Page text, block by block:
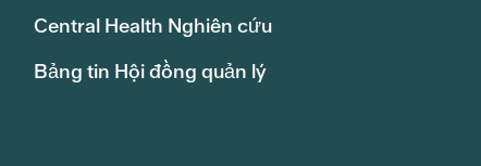
Central Health Nghiên cứu
Bảng tin Hội đồng quản lý